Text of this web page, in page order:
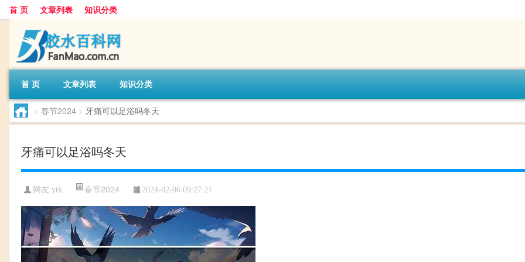
首 页 文章列表 知识分类
首 页 文章列表 知识分类
> 春节2024 > 牙痛可以足浴吗冬天
牙痛可以足浴吗冬天
网友:ytk 春节2024 2024-02-06 09:27:21